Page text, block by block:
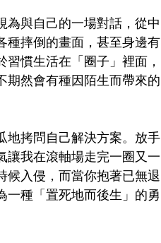
為與自己的一場對話，從中
種摔倒的畫面，甚至身邊有
慣生活在「圈子」裡面，
期然會有種因陌生而帶來的
地拷問自己解決方案。放手
讓我在滾軸場走完一圈又一
候入侵，而當你抱著已無退
一種「置死地而後生」的勇